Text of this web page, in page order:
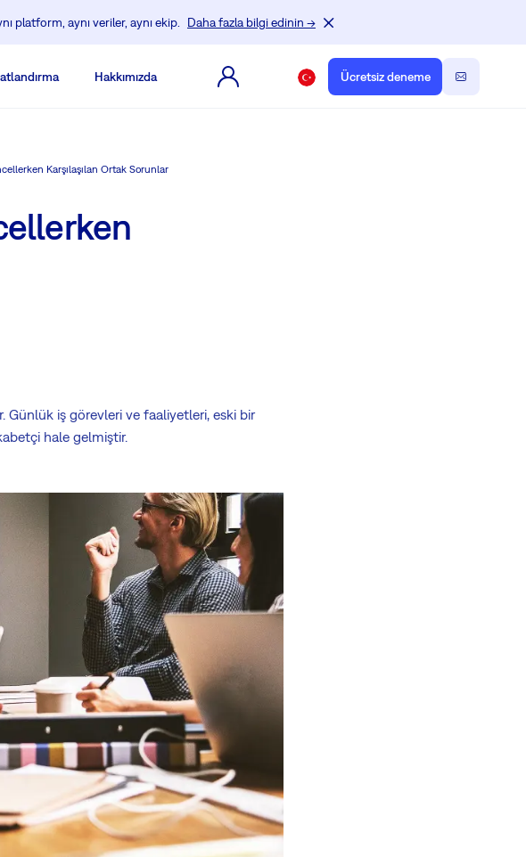
platform, aynı veriler, aynı ekip. Daha fazla bilgi edinin →
Hakkımızda Ücretsiz deneme
Karşılaşılan Ortak Sorunlar
Günlük iş görevleri ve faaliyetleri, eski bir
hale gelmiştir.